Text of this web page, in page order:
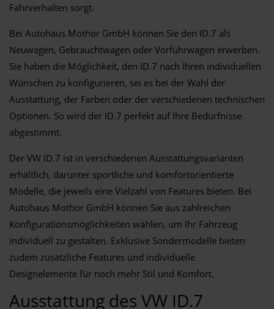
Fahrverhalten sorgt.
Bei Autohaus Mothor GmbH können Sie den ID.7 als
Neuwagen, Gebrauchtwagen oder Vorführwagen erwerben.
Sie haben die Möglichkeit, den ID.7 nach Ihren individuellen
Wünschen zu konfigurieren, sei es bei der Wahl der
Ausstattung, der Farben oder der verschiedenen technischen
Optionen. So wird der ID.7 perfekt auf Ihre Bedürfnisse
abgestimmt.
Der VW ID.7 ist in verschiedenen Ausstattungsvarianten
erhältlich, darunter sportliche und komfortorientierte
Modelle, die jeweils eine Vielzahl von Features bieten. Bei
Autohaus Mothor GmbH können Sie aus zahlreichen
Konfigurationsmöglichkeiten wählen, um Ihr Fahrzeug
individuell zu gestalten. Exklusive Sondermodelle bieten
zudem zusätzliche Features und individuelle
Designelemente für noch mehr Stil und Komfort.
Ausstattung des VW ID.7